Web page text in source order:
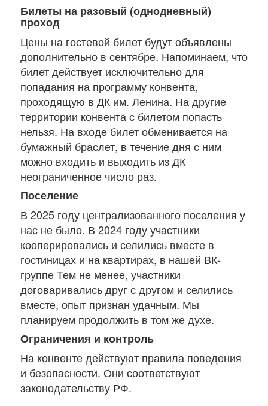
Билеты на разовый (однодневный)
проход
Цены на гостевой билет будут объявлены
дополнительно в сентябре. Напоминаем, что
билет действует исключительно для
попадания на программу конвента,
проходящую в ДК им. Ленина. На другие
территории конвента с билетом попасть
нельзя. На входе билет обменивается на
бумажный браслет, в течение дня с ним
можно входить и выходить из ДК
неограниченное число раз.
Поселение
В 2025 году централизованного поселения у
нас не было. В 2024 году участники
кооперировались и селились вместе в
гостиницах и на квартирах, в нашей ВК-
группе Тем не менее, участники
договаривались друг с другом и селились
вместе, опыт признан удачным. Мы
планируем продолжить в том же духе.
Ограничения и контроль
На конвенте действуют правила поведения
и безопасности. Они соответствуют
законодательству РФ.